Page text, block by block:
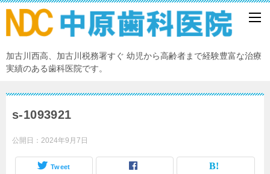
加古川西高、加古川税務署すぐ 幼児から高齢者まで経験豊富な治療
実績のある歯科医院です。
s-1093921
公開日： 2024年9月7日
Tweet